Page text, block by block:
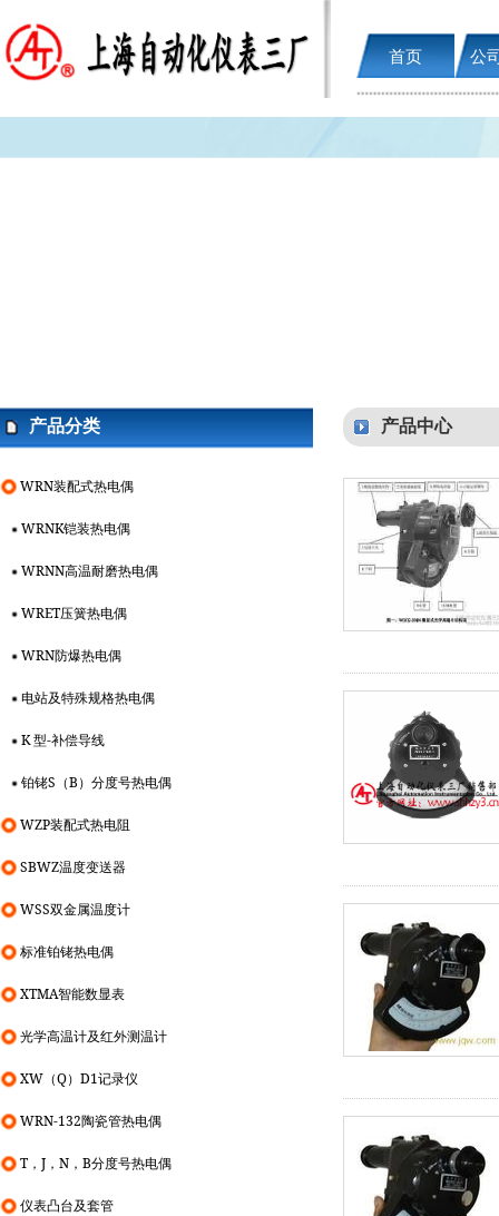
首页 公
产品分类
WRN装配式热电偶
WRNK铠装热电偶
WRNN高温耐磨热电偶
WRET压簧热电偶
WRN防爆热电偶
电站及特殊规格热电偶
K 型-补偿导线
铂铑S（B）分度号热电偶
WZP装配式热电阻
SBWZ温度变送器
WSS双金属温度计
标准铂铑热电偶
XTMA智能数显表
光学高温计及红外测温计
XW（Q）D1记录仪
WRN-132陶瓷管热电偶
T，J，N，B分度号热电偶
仪表凸台及套管
产品中心